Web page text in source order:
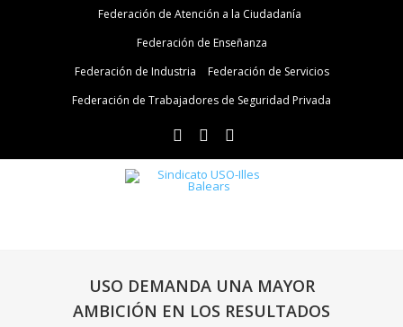
Federación de Atención a la Ciudadanía
Federación de Enseñanza
Federación de Industria
Federación de Servicios
Federación de Trabajadores de Seguridad Privada
USO DEMANDA UNA MAYOR
AMBICIÓN EN LOS RESULTADOS